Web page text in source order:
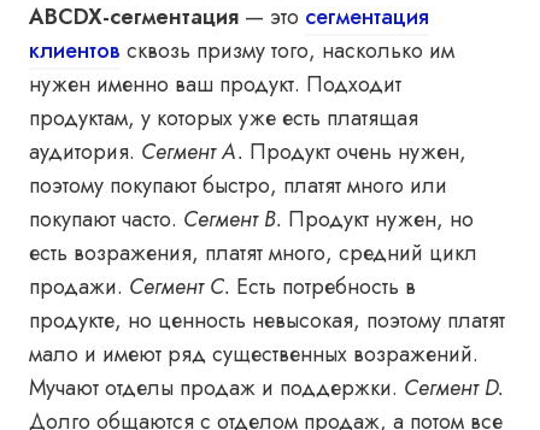
ABCDX-сегментация — это сегментация
клиентов сквозь призму того, насколько им
нужен именно ваш продукт. Подходит
продуктам, у которых уже есть платящая
аудитория. Сегмент A. Продукт очень нужен,
поэтому покупают быстро, платят много или
покупают часто. Сегмент B. Продукт нужен, но
есть возражения, платят много, средний цикл
продажи. Сегмент С. Есть потребность в
продукте, но ценность невысокая, поэтому платят
мало и имеют ряд существенных возражений.
Мучают отделы продаж и поддержки. Сегмент D.
Долго общаются с отделом продаж, а потом все